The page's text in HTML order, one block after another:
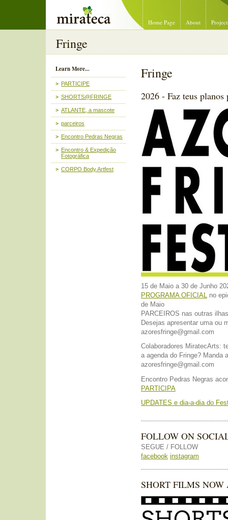
Home Page About
Fringe
Learn More...
PARTICIPE
SHORTS@FRINGE
ATLANTE, a mascote
parceiros
Encontro Pedras Negras
Encontro & Expedição
Fotográfica
CORPO Body Artfest
Fringe
2026 - Faz teus
15 de Maio a 30 de Junho
PROGRAMA OFICIAL no
de Maio
PARCEIROS nas outras
Desejas apresentar uma ou
azoresfringe@gmail.com
Colaboradores MiratecArts:
a agenda do Fringe? Manda
azoresfringe@gmail.com
Encontro Pedras Negras
PARTICIPA
UPDATES e dia-a-dia do
FOLLOW ON
SEGUE / FOLLOW
facebook instagram
SHORT FILMS NOW